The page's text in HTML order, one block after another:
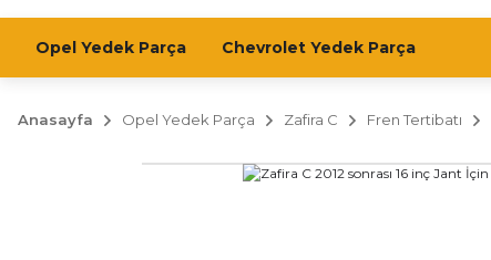
Opel Yedek Parça Chevrolet Yedek Parça
Anasayfa Opel Yedek Parça Zafira C Fren Tertibatı